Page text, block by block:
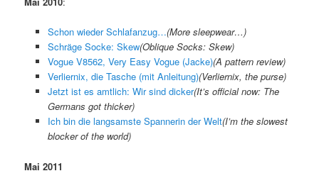
Schon wieder Schlafanzug…(More sleepwear…)
Schräge Socke: Skew(Oblique Socks: Skew)
Vogue V8562, Very Easy Vogue (Jacke)(A pattern review)
Verliernix, die Tasche (mit Anleitung)(Verliernix, the purse)
Jetzt ist es amtlich: Wir sind dicker(It’s official now: The
Germans got thicker)
Ich bin die langsamste Spannerin der Welt(I’m the slowest
blocker of the world)
Mai 2011